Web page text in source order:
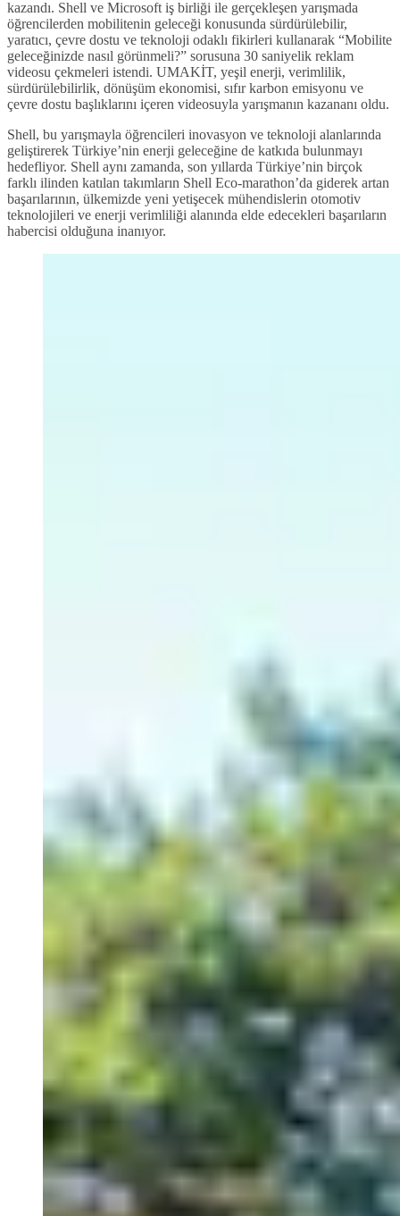
kazandı. Shell ve Microsoft iş birliği ile gerçekleşen yarışmada
öğrencilerden mobilitenin geleceği konusunda sürdürülebilir,
yaratıcı, çevre dostu ve teknoloji odaklı fikirleri kullanarak “Mobilite
geleceğinizde nasıl görünmeli?” sorusuna 30 saniyelik reklam
videosu çekmeleri istendi. UMAKİT, yeşil enerji, verimlilik,
sürdürülebilirlik, dönüşüm ekonomisi, sıfır karbon emisyonu ve
çevre dostu başlıklarını içeren videosuyla yarışmanın kazananı oldu.
Shell, bu yarışmayla öğrencileri inovasyon ve teknoloji alanlarında
geliştirerek Türkiye’nin enerji geleceğine de katkıda bulunmayı
hedefliyor. Shell aynı zamanda, son yıllarda Türkiye’nin birçok
farklı ilinden katılan takımların Shell Eco-marathon’da giderek artan
başarılarının, ülkemizde yeni yetişecek mühendislerin otomotiv
teknolojileri ve enerji verimliliği alanında elde edecekleri başarıların
habercisi olduğuna inanıyor.